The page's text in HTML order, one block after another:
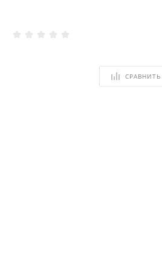
СРАВНИТЬ